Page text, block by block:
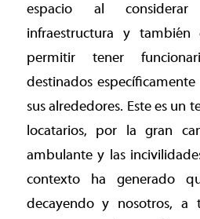
espacio al considerar
infraestructura y
permitir tener
destinados
sus alrededores. Este es un
locatarios, por la gran
ambulante y las
contexto ha generado
decayendo y nosotros, a